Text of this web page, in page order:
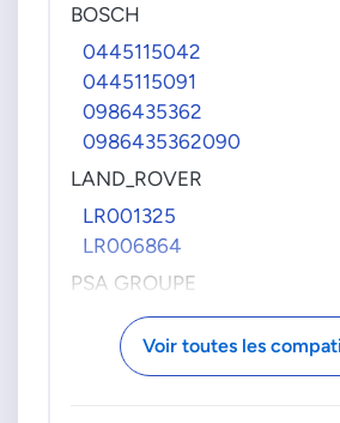
BOSCH
0445115042
0445115091
0986435362
0986435362090
LAND_ROVER
LR001325
LR006864
PSA GROUPE
9659229180
Voir toutes les